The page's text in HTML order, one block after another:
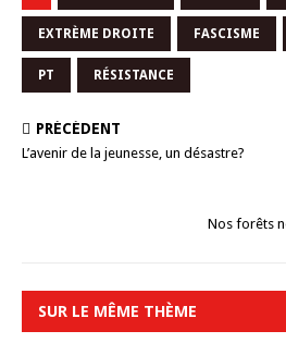
EXTRÈME DROITE FASCISME
PT RÉSISTANCE
PRÉCÉDENT
L’avenir de la jeunesse, un désastre?
Nos forêts
SUR LE MÊME THÈME